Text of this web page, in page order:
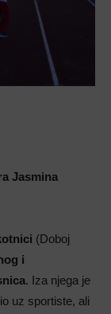
Jasmina
(Doboj
i
. Iza njega je
uz sportiste, ali